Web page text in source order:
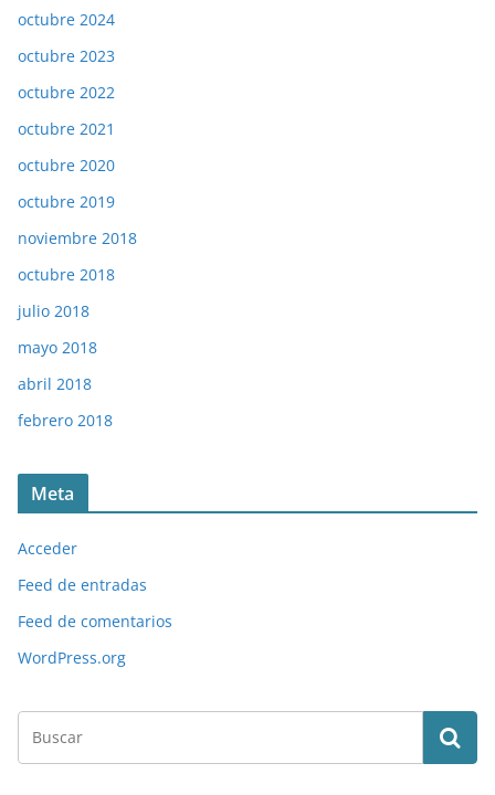
octubre 2024
octubre 2023
octubre 2022
octubre 2021
octubre 2020
octubre 2019
noviembre 2018
octubre 2018
julio 2018
mayo 2018
abril 2018
febrero 2018
Meta
Acceder
Feed de entradas
Feed de comentarios
WordPress.org